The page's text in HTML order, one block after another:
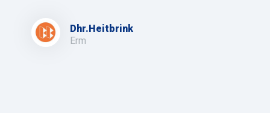
Dhr.Heitbrink
Erm